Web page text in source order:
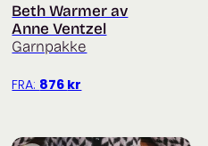
Beth Warmer av
Anne Ventzel
Garnpakke
FRA: 876 kr